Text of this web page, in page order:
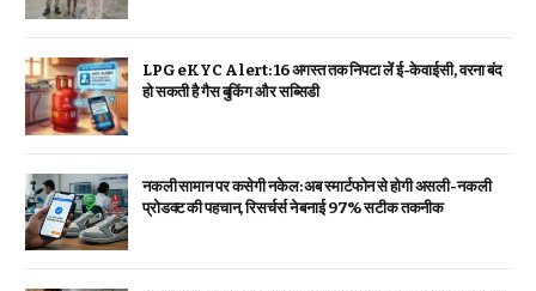
LPG eKYC Alert: 16 अगस्त तक निपटा लें ई-केवाईसी, वरना बंद
हो सकती है गैस बुकिंग और सब्सिडी
नकली सामान पर कसेगी नकेल: अब स्मार्टफोन से होगी असली-नकली
प्रोडक्ट की पहचान, रिसर्चर्स ने बनाई 97% सटीक तकनीक